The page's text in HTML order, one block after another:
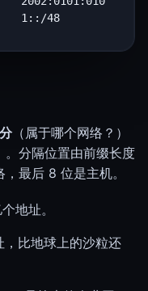
1::/48
（属于哪个网络？）
。分隔位置由前缀长度
最后 8 位是主机。
地址。
，比地球上的沙粒还